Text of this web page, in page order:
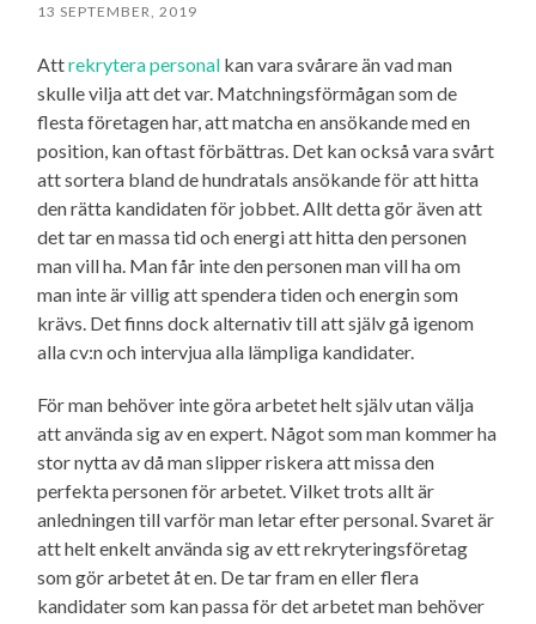
13 SEPTEMBER, 2019
Attrekrytera personal kan vara svårare än vad man
skulle vilja att det var. Matchningsförmågan som de
flesta företagen har, att matcha en ansökande med en
position, kan oftast förbättras. Det kan också vara svårt
att sortera bland de hundratals ansökande för att hitta
den rätta kandidaten för jobbet. Allt detta gör även att
det tar en massa tid och energi att hitta den personen
man vill ha. Man får inte den personen man vill ha om
man inte är villig att spendera tiden och energin som
krävs. Det finns dock alternativ till att själv gå igenom
alla cv:n och intervjua alla lämpliga kandidater.
För man behöver inte göra arbetet helt själv utan välja
att använda sig av en expert. Något som man kommer ha
stor nytta av då man slipper riskera att missa den
perfekta personen för arbetet. Vilket trots allt är
anledningen till varför man letar efter personal. Svaret är
att helt enkelt använda sig av ett rekryteringsföretag
som gör arbetet åt en. De tar fram en eller flera
kandidater som kan passa för det arbetet man behöver